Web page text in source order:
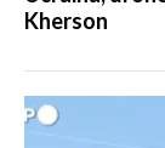
Kherson